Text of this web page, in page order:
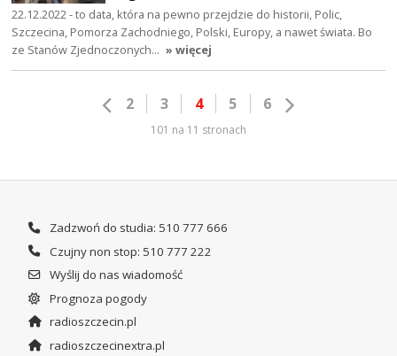
22.12.2022 - to data, która na pewno przejdzie do historii, Polic,
Szczecina, Pomorza Zachodniego, Polski, Europy, a nawet świata. Bo
ze Stanów Zjednoczonych… » więcej
2 3 4 5 6
101 na 11 stronach
Zadzwoń do studia: 510 777 666
Czujny non stop: 510 777 222
Wyślij do nas wiadomość
Prognoza pogody
radioszczecin.pl
radioszczecinextra.pl